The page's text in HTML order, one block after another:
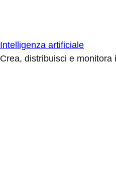
Intelligenza artificiale
Crea, distribuisci e monitora